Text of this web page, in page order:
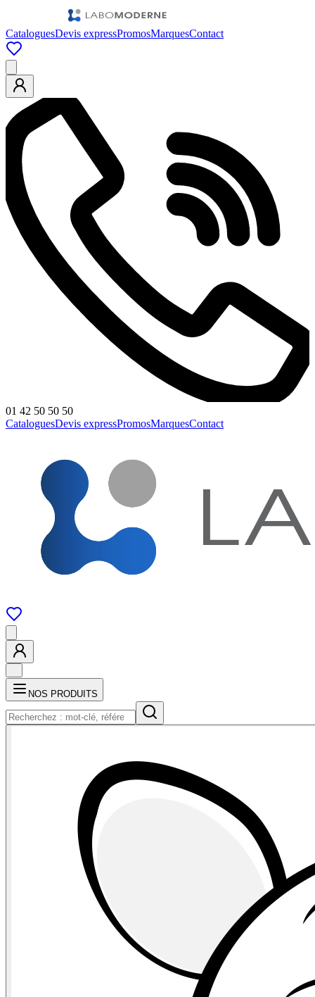
CataloguesDevis expressPromosMarquesContact
01 42 50 50 50
CataloguesDevis expressPromosMarquesContact
NOS PRODUITS